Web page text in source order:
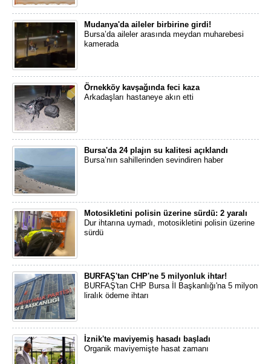
Mudanya'da aileler birbirine girdi!
Bursa’da aileler arasında meydan muharebesi
kamerada
Örnekköy kavşağında feci kaza
Arkadaşları hastaneye akın etti
Bursa'da 24 plajın su kalitesi açıklandı
Bursa’nın sahillerinden sevindiren haber
Motosikletini polisin üzerine sürdü: 2 yaralı
Dur ihtarına uymadı, motosikletini polisin üzerine
sürdü
BURFAŞ'tan CHP'ne 5 milyonluk ihtar!
BURFAŞ'tan CHP Bursa İl Başkanlığı'na 5 milyon
liralık ödeme ihtarı
İznik'te maviyemiş hasadı başladı
Organik maviyemişte hasat zamanı